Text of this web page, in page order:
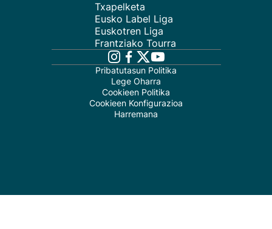
Txapelketa
Eusko Label Liga
Euskotren Liga
Frantziako Tourra
Pribatutasun Politika
Lege Oharra
Cookieen Politika
Cookieen Konfigurazioa
Harremana